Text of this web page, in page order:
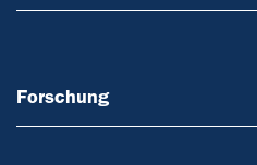
Forschung